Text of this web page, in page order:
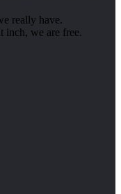
really have.
inch, we are free.